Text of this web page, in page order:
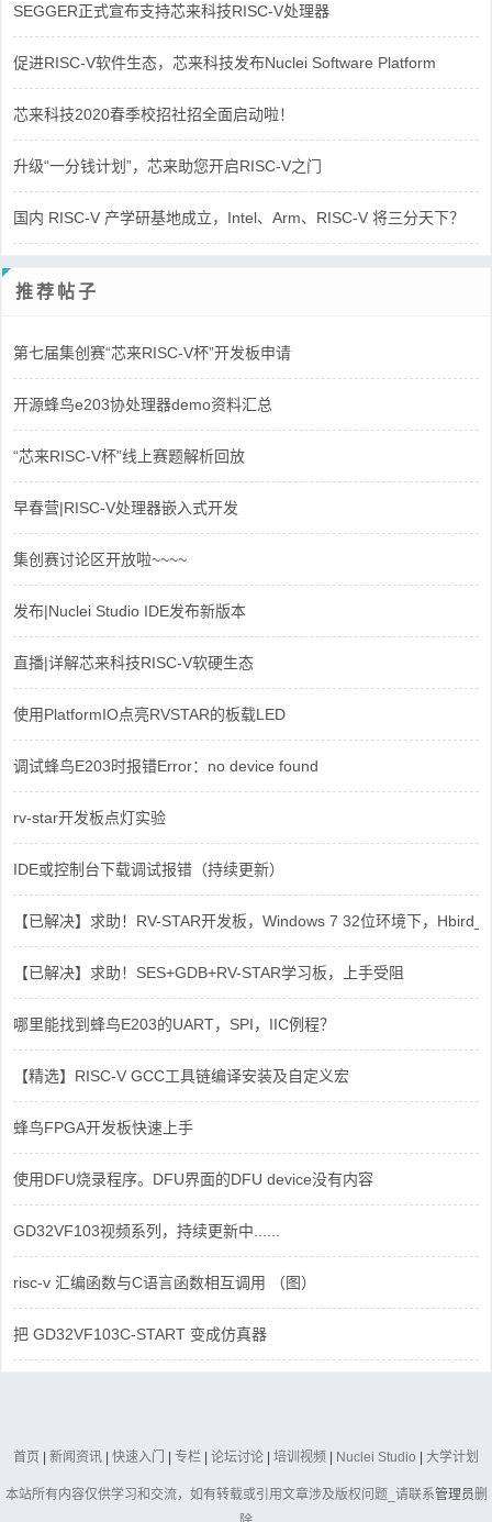
SEGGER正式宣布支持芯来科技RISC-V处理器
促进RISC-V软件生态，芯来科技发布Nuclei Software Platform
芯来科技2020春季校招社招全面启动啦！
升级“一分钱计划”，芯来助您开启RISC-V之门
国内 RISC-V 产学研基地成立，Intel、Arm、RISC-V 将三分天下？
推荐帖子
第七届集创赛“芯来RISC-V杯”开发板申请
开源蜂鸟e203协处理器demo资料汇总
“芯来RISC-V杯”线上赛题解析回放
早春营|RISC-V处理器嵌入式开发
集创赛讨论区开放啦~~~~
发布|Nuclei Studio IDE发布新版本
直播|详解芯来科技RISC-V软硬生态
使用PlatformIO点亮RVSTAR的板载LED
调试蜂鸟E203时报错Error：no device found
rv-star开发板点灯实验
IDE或控制台下载调试报错（持续更新）
【已解决】求助！RV-STAR开发板，Windows 7 32位环境下，
【已解决】求助！SES+GDB+RV-STAR学习板，上手受阻
哪里能找到蜂鸟E203的UART，SPI，IIC例程？
【精选】RISC-V GCC工具链编译安装及自定义宏
蜂鸟FPGA开发板快速上手
使用DFU烧录程序。DFU界面的DFU device没有内容
GD32VF103视频系列，持续更新中......
risc-v 汇编函数与C语言函数相互调用 （图）
把 GD32VF103C-START 变成仿真器
首页 | 新闻资讯 | 快速入门 | 专栏 | 论坛讨论 | 培训视频 | Nuclei Studio | 大学计划
本站所有内容仅供学习和交流，如有转载或引用文章涉及版权问题_请联系管理员删